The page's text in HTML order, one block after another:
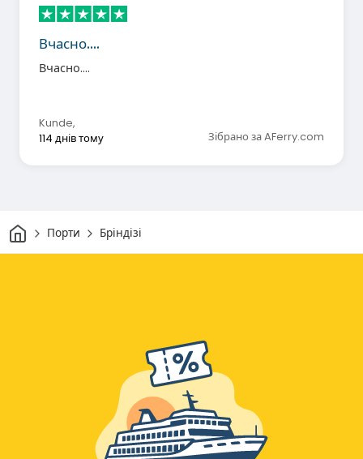
Вчасно....
Вчасно....
Kunde,
114 днів тому
Зібрано за AFerry.com
Дім Порти Бріндізі